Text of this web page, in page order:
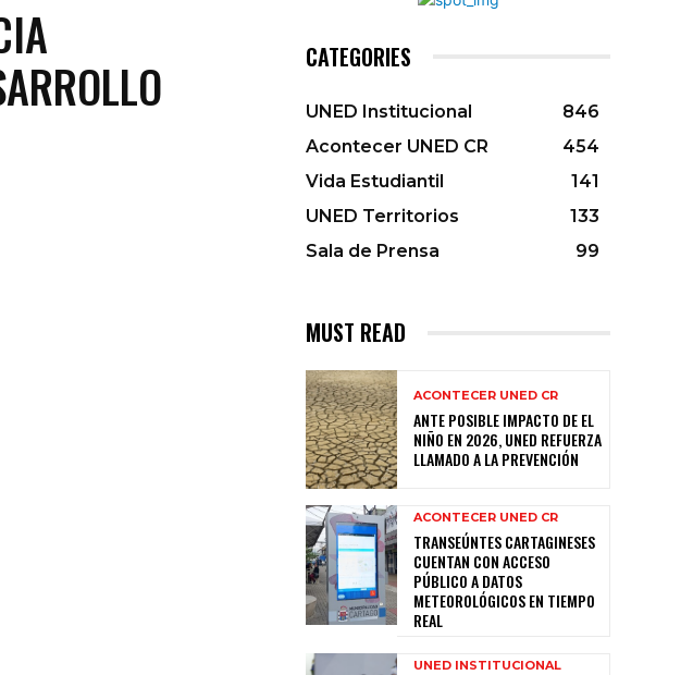
CATEGORIES
UNED Institucional
846
Acontecer UNED CR
454
Vida Estudiantil
141
UNED Territorios
133
Sala de Prensa
99
MUST READ
ACONTECER UNED CR
ANTE POSIBLE IMPACTO DE EL
NIÑO EN 2026, UNED REFUERZA
LLAMADO A LA PREVENCIÓN
ACONTECER UNED CR
TRANSEÚNTES CARTAGINESES
CUENTAN CON ACCESO
PÚBLICO A DATOS
METEOROLÓGICOS EN TIEMPO
REAL
UNED INSTITUCIONAL